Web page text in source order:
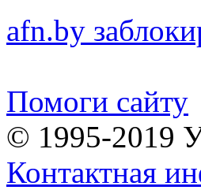
afn.by
Помоги сайту
© 1995-2019
Контактная